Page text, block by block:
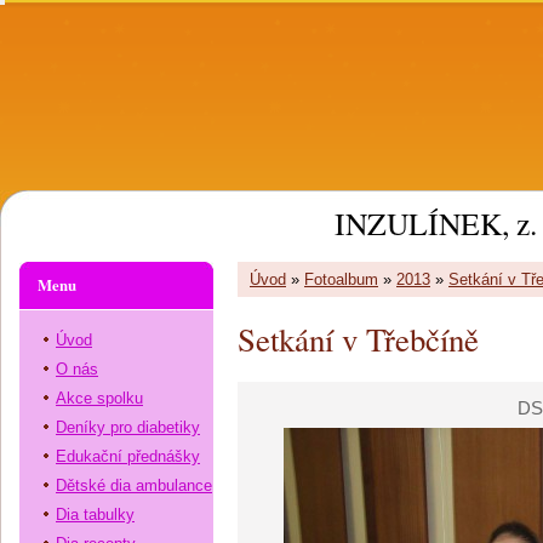
INZULÍNEK, z.
Úvod » Fotoalbum » 2013 » Setkání v
Setkání v Třebčíně
Menu
Úvod
O nás
Akce spolku
Deníky pro diabetiky
Edukační přednášky
Dětské dia ambulance
Dia tabulky